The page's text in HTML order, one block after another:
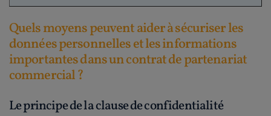
Quels moyens peuvent aider à sécuriser les
données personnelles et les informations
importantes dans un contrat de partenariat
commercial ?
Le principe de la clause de confidentialité